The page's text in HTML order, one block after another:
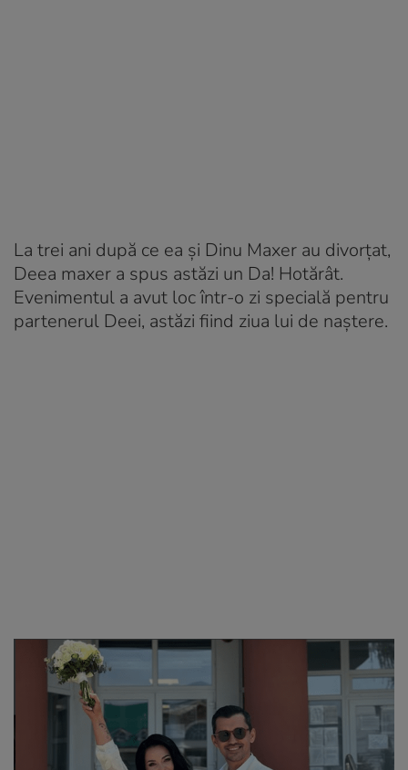
La trei ani după ce ea și Dinu Maxer au divorțat,
Deea maxer a spus astăzi un Da! Hotărât.
Evenimentul a avut loc într-o zi specială pentru
partenerul Deei, astăzi fiind ziua lui de naștere.